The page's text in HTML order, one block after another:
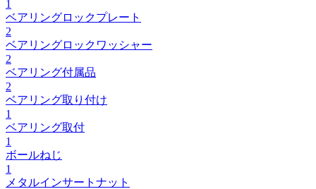
1
ベアリングロックプレート
2
ベアリングロックワッシャー
2
ベアリング付属品
2
ベアリング取り付け
1
ベアリング取付
1
ボールねじ
1
メタルインサートナット